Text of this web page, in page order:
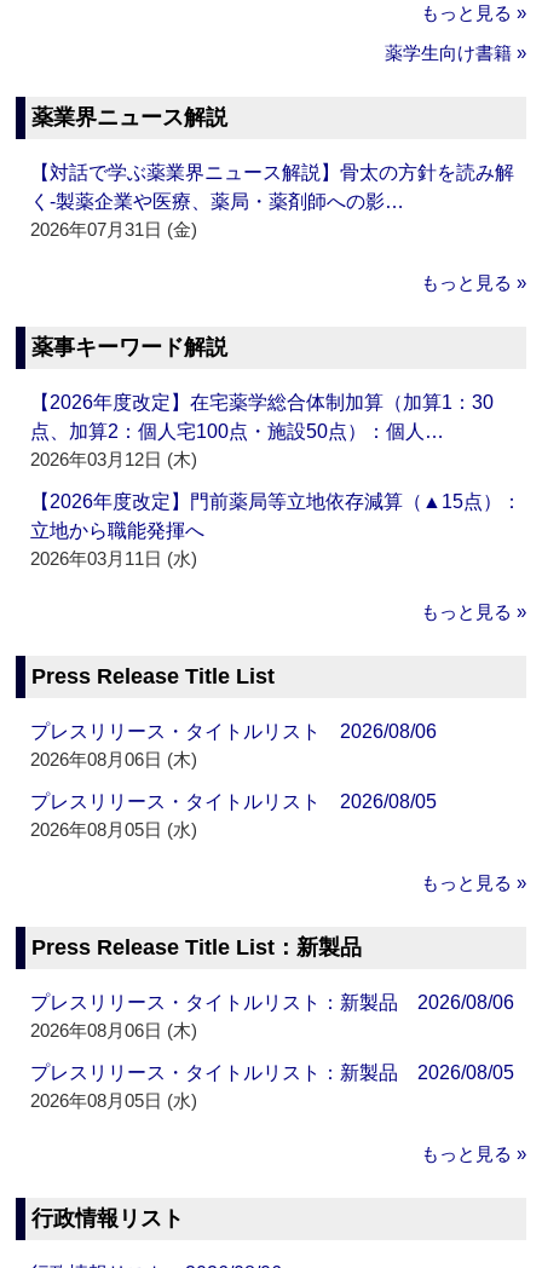
もっと見る »
薬学生向け書籍 »
薬業界ニュース解説
【対話で学ぶ薬業界ニュース解説】骨太の方針を読み解
く‐製薬企業や医療、薬局・薬剤師への影…
2026年07月31日 (金)
もっと見る »
薬事キーワード解説
【2026年度改定】在宅薬学総合体制加算（加算1：30
点、加算2：個人宅100点・施設50点）：個人…
2026年03月12日 (木)
【2026年度改定】門前薬局等立地依存減算（▲15点）：
立地から職能発揮へ
2026年03月11日 (水)
もっと見る »
Press Release Title List
プレスリリース・タイトルリスト 2026/08/06
2026年08月06日 (木)
プレスリリース・タイトルリスト 2026/08/05
2026年08月05日 (水)
もっと見る »
Press Release Title List：新製品
プレスリリース・タイトルリスト：新製品 2026/08/06
2026年08月06日 (木)
プレスリリース・タイトルリスト：新製品 2026/08/05
2026年08月05日 (水)
もっと見る »
行政情報リスト